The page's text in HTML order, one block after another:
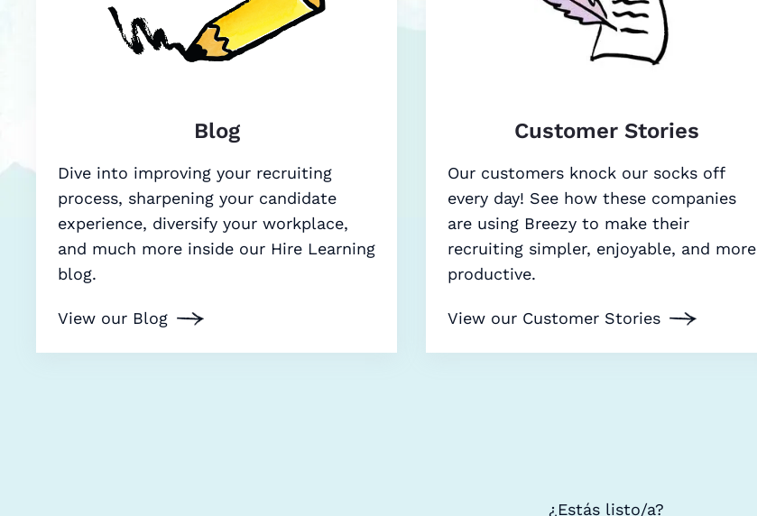
Blog
Dive into improving your recruiting
process, sharpening your candidate
experience, diversify your workplace,
and much more inside our Hire Learning
blog.
View our Blog
Customer Stories
Our customers knock our socks off
every day! See how these companies
are using Breezy to make their
recruiting simpler, enjoyable, and more
productive.
View our Customer Stories
¿Estás listo/a?